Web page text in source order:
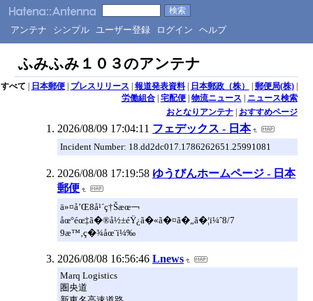
アンテナ シンプル ユーザー登録 ログイン ヘルプ
ふみふみ１０３のアンテナ
すべて | 日本郵便| プレスリリース | 報道発表資料| 日本郵政（株） | 郵便局(株)|
労働組合| 宅配便| 物流ニュース | ニュース検索
おとなりアンテナ| おすすめページ
2026/08/09 17:04:11 フェデックス - 日本
Incident Number: 18.dd2dc017.1786262651.25991081
2026/08/08 17:19:58 ゆうびんホームページ - 日本
郵便
ä»¤å’Œ8å¹´ç†Šæœ￢
åœ°éœ‡ã�®å½±éŸ¿ã�«ã�¤ã�„ã�¦ï¼ˆ8/7
9æ™‚ç�¾åœ¨ï¼‰
2026/08/08 16:56:46 Lnews
Marq Logistics
圏央道